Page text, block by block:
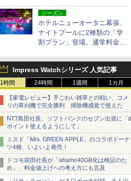
シーズン
ホテルニューオータニ幕張、
ナイトプールに2種類の「学
割プラン」登場。通常料金の
Impress Watchシリーズ 人気記事
1時間 24時間 1週間 1カ月
【家電レビュー】手ごわい雑草との戦い、コメ
リの草刈機で完全勝利 掃除機感覚で使えた
NTT島田社長、ソフトバンクのセブン出資に「d
ポイント使えるようにして」
ミスド「Mrs. GREEN APPLE」のコラボドーナ
ツ4種、いよいよ発売！
ドコモ前田社長が「ahamo40GB化は検証のた
め」、料金値上げへの考え方にも言及